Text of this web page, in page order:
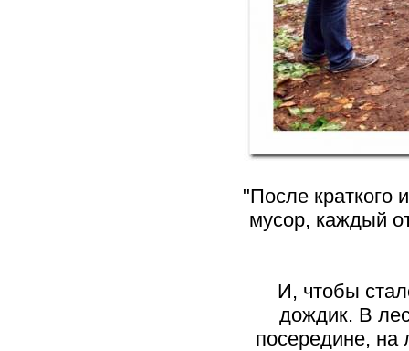
"После краткого
мусор, каждый
И, чтобы
дождик. В
посередине, на